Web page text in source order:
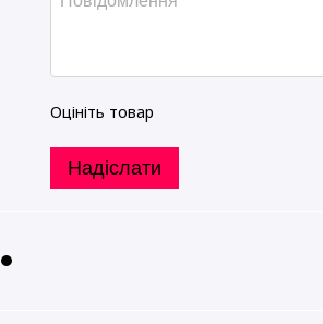
Оцініть товар
Надіслати